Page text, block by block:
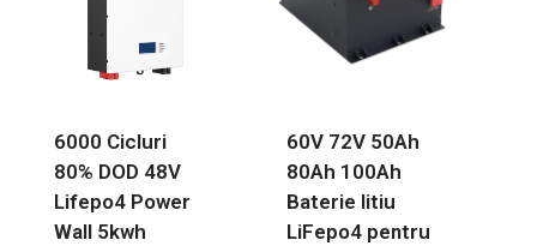
6000 Cicluri
80% DOD 48V
Lifepo4 Power
Wall 5kwh
60V 72V 50Ah
80Ah 100Ah
Baterie litiu
LiFepo4 pentru